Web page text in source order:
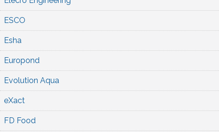
ESCO
Esha
Europond
Evolution Aqua
eXact
FD Food